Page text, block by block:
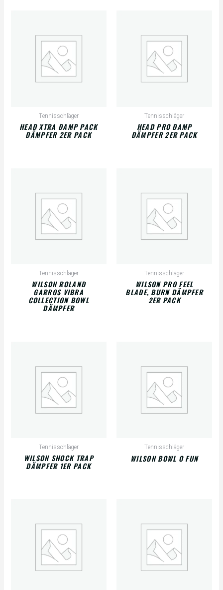
Tennisschläger
HEAD XTRA DAMP PACK
DÄMPFER 2ER PACK
Tennisschläger
HEAD PRO DAMP
DÄMPFER 2ER PACK
Tennisschläger
WILSON ROLAND
GARROS VIBRA
COLLECTION BOWL
DÄMPFER
Tennisschläger
WILSON PRO FEEL
BLADE, BURN DÄMPFER
2ER PACK
Tennisschläger
WILSON SHOCK TRAP
DÄMPFER 1ER PACK
Tennisschläger
WILSON BOWL O FUN